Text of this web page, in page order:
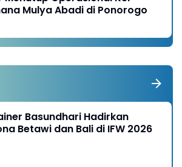
Mulya Abadi di Ponorogo
Basundhari Hadirkan
Betawi dan Bali di IFW 2026